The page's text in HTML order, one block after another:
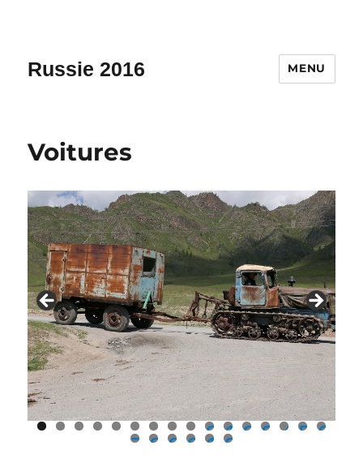
Russie 2016 MENU
Voitures
0 1 2 3 4 5 6
7 8 9 0 1 2